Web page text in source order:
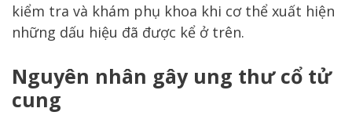
kiểm tra và khám phụ khoa khi cơ thể xuất hiện
những dấu hiệu đã được kể ở trên.
Nguyên nhân gây ung thư cổ tử
cung